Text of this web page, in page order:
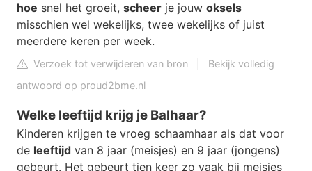
hoe snel het groeit, scheer je jouw oksels
misschien wel wekelijks, twee wekelijks of juist
meerdere keren per week.
Verzoek tot verwijderen van bron
Bekijk volledig
antwoord op proud2bme.nl
Welke leeftijd krijg je Balhaar?
Kinderen krijgen te vroeg schaamhaar als dat voor
de leeftijd van 8 jaar (meisjes) en 9 jaar (jongens)
gebeurt. Het gebeurt tien keer zo vaak bij meisjes